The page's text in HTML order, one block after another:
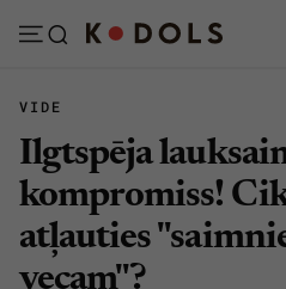
Abonēt
Ziņas
VIDE
Ilgtspēja
kompromiss!
atļauties
vecam"?